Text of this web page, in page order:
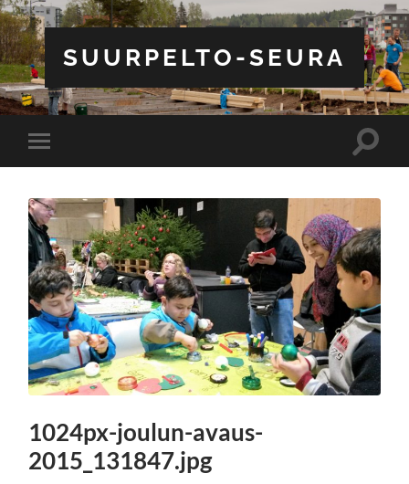
SUURPELTO-SEURA
Toggle
mobile
Toggle
1024px-joulun-avaus-
2015_131847.jpg